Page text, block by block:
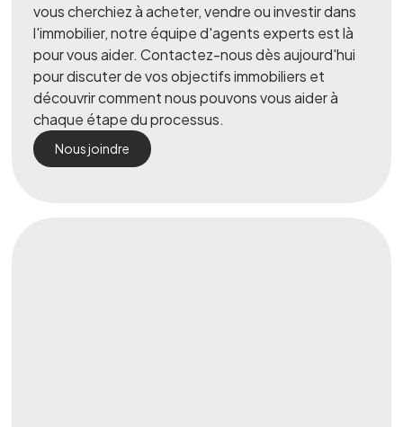
vous cherchiez à acheter, vendre ou investir dans
l'immobilier, notre équipe d'agents experts est là
pour vous aider. Contactez-nous dès aujourd'hui
pour discuter de vos objectifs immobiliers et
découvrir comment nous pouvons vous aider à
chaque étape du processus.
Nous joindre